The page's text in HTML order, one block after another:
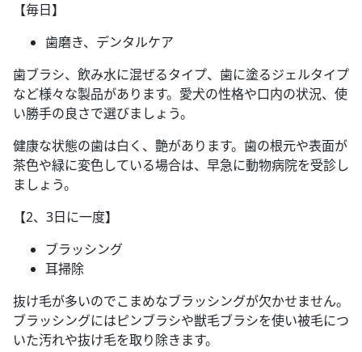
【毎日】
歯磨き、デンタルケア
歯ブラシ、飲み水に混ぜるタイプ、歯に塗るジェルタイプ
など様々な製品があります。愛犬の性格や口内の状況、使
い勝手の良さで選びましょう。
健康な状態の歯は白く、艶があります。歯の根元や表面が
茶色や緑に変色している場合は、早急に動物病院を受診し
ましょう。
【2、3日に一度】
ブラッシング
耳掃除
抜け毛が多いのでこまめなブラッシングが欠かせません。
ブラッシングにはピンブラシや獣毛ブラシを使い被毛につ
いた汚れや抜け毛を取り除きます。